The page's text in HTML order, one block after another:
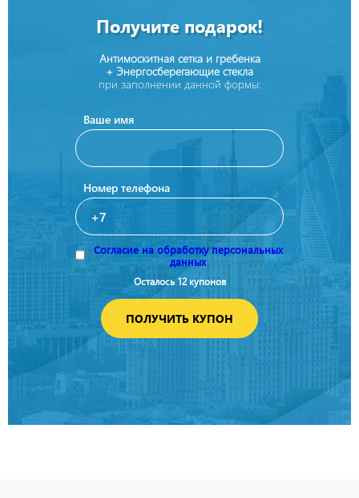
Получите подарок!
Антимоскитная сетка и гребенка
+ Энергосберегающие стекла
при заполнении данной формы:
Ваше имя
Номер телефона
Согласие на обработку персональных
данных
Осталось 12 купонов